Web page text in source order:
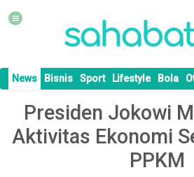
News Bisnis Sport Lifestyle Bola
Presiden Jokowi
Aktivitas Ekonomi
PPKM